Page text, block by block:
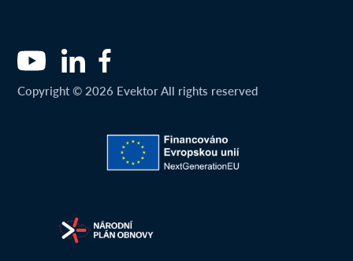
Copyright © 2026 Evektor All rights reserved